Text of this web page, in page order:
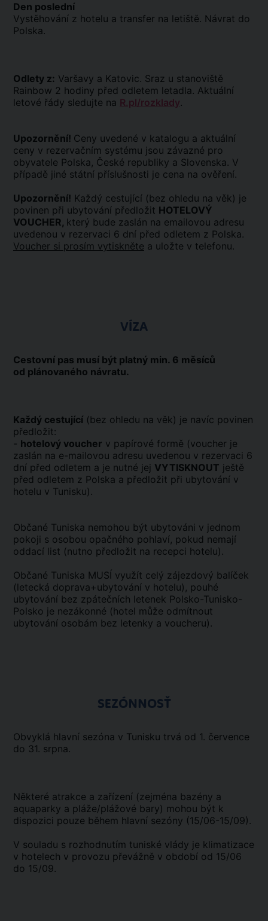
Den poslední
Vystěhování z hotelu a transfer na letiště. Návrat do
Polska.
Odlety z: Varšavy a Katovic. Sraz u stanoviště
Rainbow 2 hodiny před odletem letadla. Aktuální
letové řády sledujte na R.pl/rozklady.
Upozornění! Ceny uvedené v katalogu a aktuální
ceny v rezervačním systému jsou závazné pro
obyvatele Polska, České republiky a Slovenska. V
případě jiné státní příslušnosti je cena na ověření.
Upozornění! Každý cestující (bez ohledu na věk) je
povinen při ubytování předložit HOTELOVÝ
VOUCHER, který bude zaslán na emailovou adresu
uvedenou v rezervaci 6 dní před odletem z Polska.
Voucher si prosím vytiskněte a uložte v telefonu.
VÍZA
Cestovní pas musí být platný min. 6 měsíců
od plánovaného návratu.
Každý cestující (bez ohledu na věk) je navíc povinen
předložit:
- hotelový voucher v papírové formě (voucher je
zaslán na e-mailovou adresu uvedenou v rezervaci 6
dní před odletem a je nutné jej VYTISKNOUT ještě
před odletem z Polska a předložit při ubytování v
hotelu v Tunisku).
Občané Tuniska nemohou být ubytováni v jednom
pokoji s osobou opačného pohlaví, pokud nemají
oddací list (nutno předložit na recepci hotelu).
Občané Tuniska MUSÍ využít celý zájezdový balíček
(letecká doprava+ubytování v hotelu), pouhé
ubytování bez zpátečních letenek Polsko-Tunisko-
Polsko je nezákonné (hotel může odmítnout
ubytování osobám bez letenky a voucheru).
SEZÓNNOSŤ
Obvyklá hlavní sezóna v Tunisku trvá od 1. července
do 31. srpna.
Některé atrakce a zařízení (zejména bazény a
aquaparky a pláže/plážové bary) mohou být k
dispozici pouze během hlavní sezóny (15/06-15/09).
V souladu s rozhodnutím tuniské vlády je klimatizace
v hotelech v provozu převážně v období od 15/06
do 15/09.